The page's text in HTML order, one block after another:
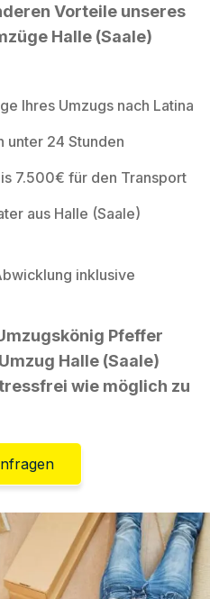
Vorteile unseres
Halle (Saale)
Ihres Umzugs nach Latina
unter 24 Stunden
7.500€ für den Transport
aus Halle (Saale)
inklusive
Pfeffer
Halle (Saale)
wie möglich zu